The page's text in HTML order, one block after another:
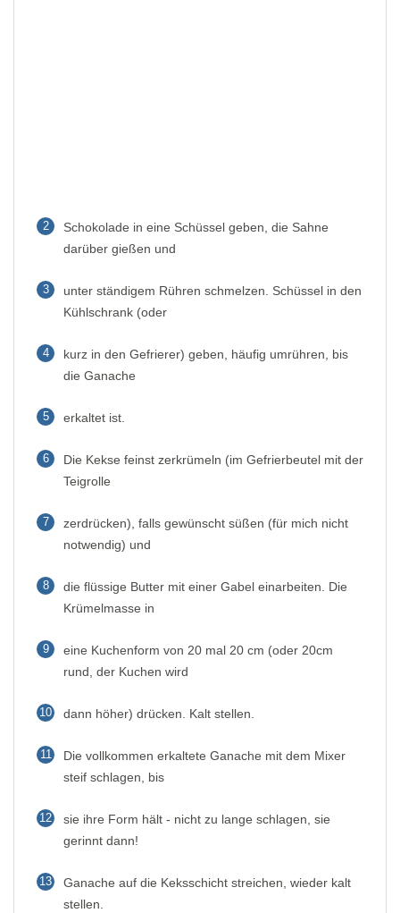
2
Schokolade in eine Schüssel geben, die Sahne
darüber gießen und
3
unter ständigem Rühren schmelzen. Schüssel in den
Kühlschrank (oder
4
kurz in den Gefrierer) geben, häufig umrühren, bis
die Ganache
5 erkaltet ist.
6
Die Kekse feinst zerkrümeln (im Gefrierbeutel mit der
Teigrolle
7
zerdrücken), falls gewünscht süßen (für mich nicht
notwendig) und
8
die flüssige Butter mit einer Gabel einarbeiten. Die
Krümelmasse in
9
eine Kuchenform von 20 mal 20 cm (oder 20cm
rund, der Kuchen wird
10 dann höher) drücken. Kalt stellen.
11
Die vollkommen erkaltete Ganache mit dem Mixer
steif schlagen, bis
12
sie ihre Form hält - nicht zu lange schlagen, sie
gerinnt dann!
13
Ganache auf die Keksschicht streichen, wieder kalt
stellen.